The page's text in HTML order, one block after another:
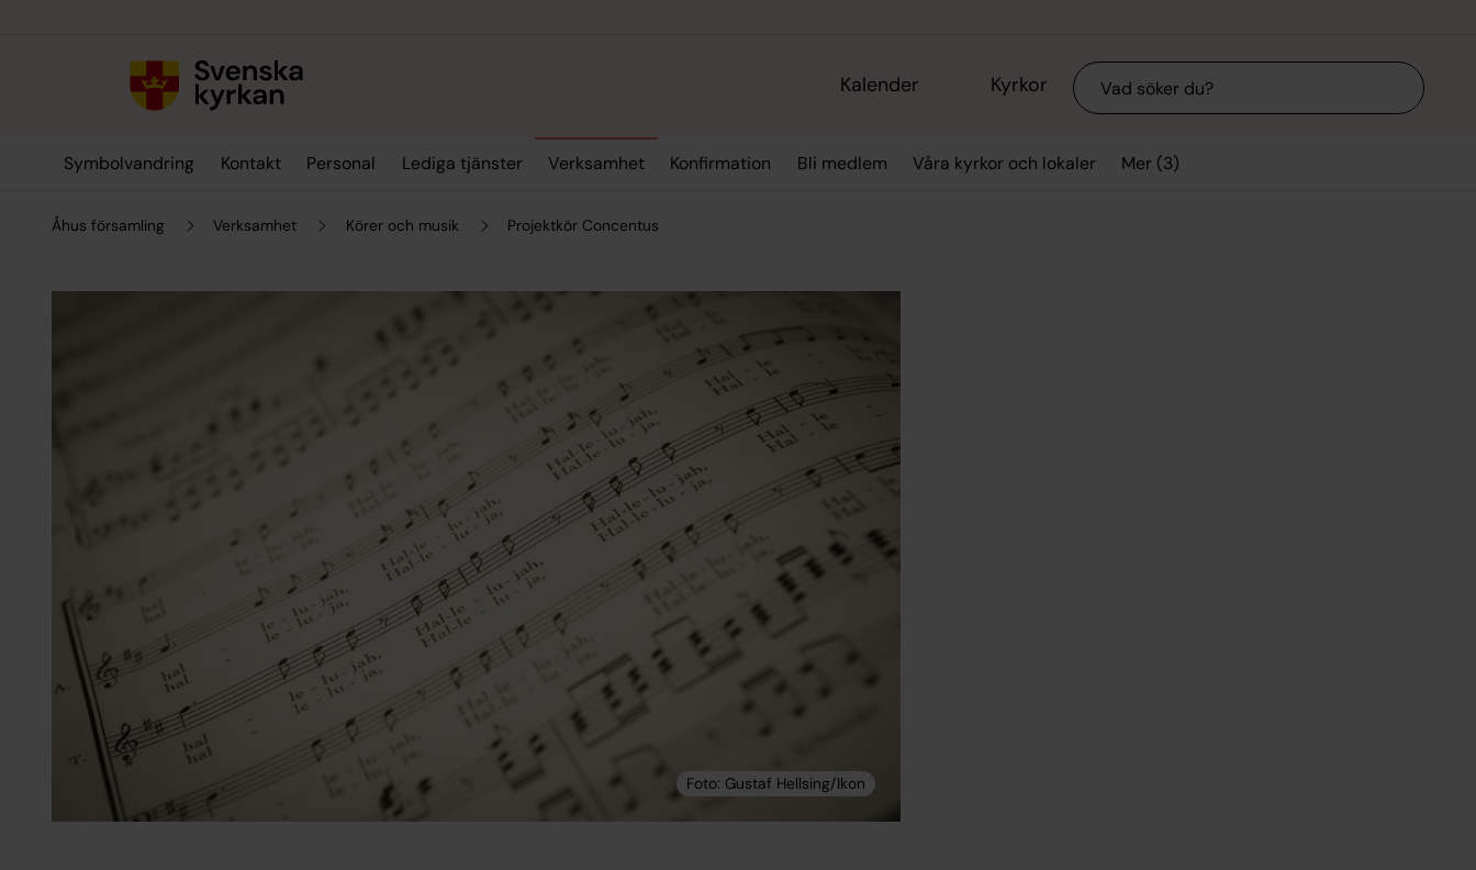
Kalender Kyrkor Sök
Symbolvandring Kontakt Personal Lediga tjänster Verksamhet Konfirmation Bli medlem Våra kyrkor och lokaler Mer (3)
Åhus församling Verksamhet Körer och musik Projektkör Concentus